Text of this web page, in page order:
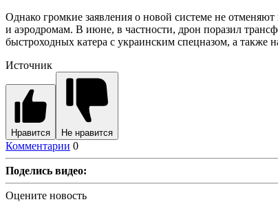
Однако громкие заявления о новой системе не
и аэродромам. В июне, в частности, дрон поразил
быстроходных катера с украинским спецназом, а также
Источник
Нравится Не нравится
Комментарии 0
Поделись видео:
Оцените новость